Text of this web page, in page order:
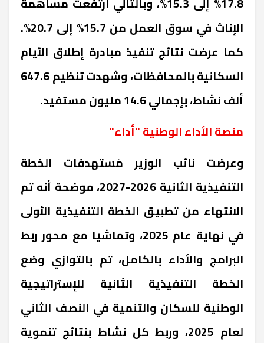
الإناث في سوق العمل من 15.7% إلى 20.7%.
كما عرضت نتائج تنفيذ مبادرة إطلاق الأيام
السكانية بالمحافظات، وشهدت تنظيم 647.6
ألف نشاط، بإجمالي 14.6 مليون مستفيد
.
منصة الأداء الوطنية "أداء"
وعرضت نائب الوزير مُستهدفات الخطة
التنفيذية الثانية 2026-2027، موضحة أنه تم
الانتهاء من تطبيق الخطة التنفيذية الأولى
في نهاية عام 2025، وتماشياً مع محور ربط
البرامج والأداء بالكامل، تم بالتوازي وضع
الخطة التنفيذية الثانية للإستراتيجية
الوطنية للسكان والتنمية في النصف الثاني
لعام 2025، وربط كل نشاط بنتائج تنموية